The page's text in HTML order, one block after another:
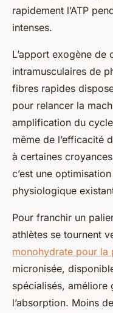
rapidement l’ATP
intenses.
L’apport exogène de
intramusculaires de
fibres rapides
pour relancer la
amplification du
même de l’efficacité
à certaines
c’est une
physiologique
Pour franchir un
athlètes se tournent
monohydrate pour la
micronisée,
spécialisés, améliore
l’absorption. Moins